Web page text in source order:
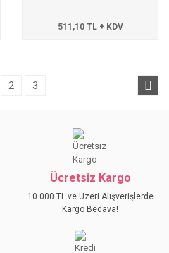
511,10 TL + KDV
2 3
Ücretsiz Kargo
10.000 TL ve Üzeri Alışverişlerde
Kargo Bedava!